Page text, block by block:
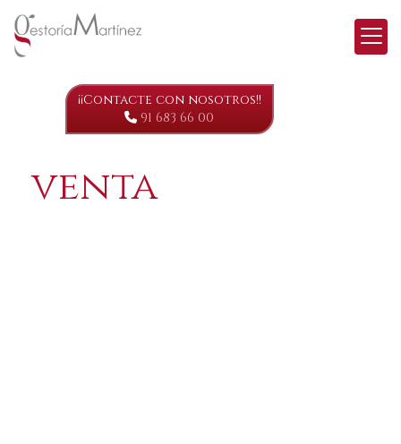
¡¡Contacte con nosotros!!
91 683 66 00
Viviendas en
venta